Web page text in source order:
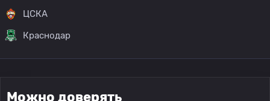
ЦСКА
Краснодар
Можно доверять